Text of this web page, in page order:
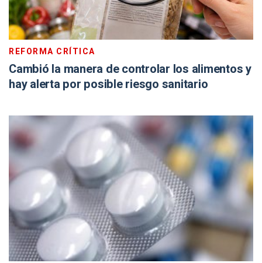
REFORMA CRÍTICA
Cambió la manera de controlar los alimentos y
hay alerta por posible riesgo sanitario